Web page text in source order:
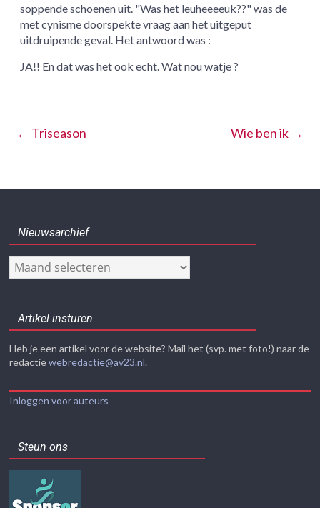
soppende schoenen uit. "Was het leuheeeeuk??" was de
met cynisme doorspekte vraag aan het uitgeput
uitdruipende geval. Het antwoord was :
JA!! En dat was het ook echt. Wat nou watje ?
← Triseason Wie ben ik →
Nieuwsarchief
Nieuwsarchief
Artikel insturen
Heb je een artikel voor de website? Mail het (svp. met foto!) naar de
redactiewebredactie@av23.nl.
Inloggen voor auteurs
Steun ons